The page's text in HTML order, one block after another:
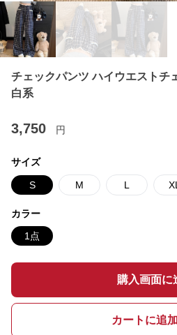
チェックパンツ ハイウエストチ
白系
3,750 円
サイズ
S M L XL
カラー
1点
購入画面に
カートに追